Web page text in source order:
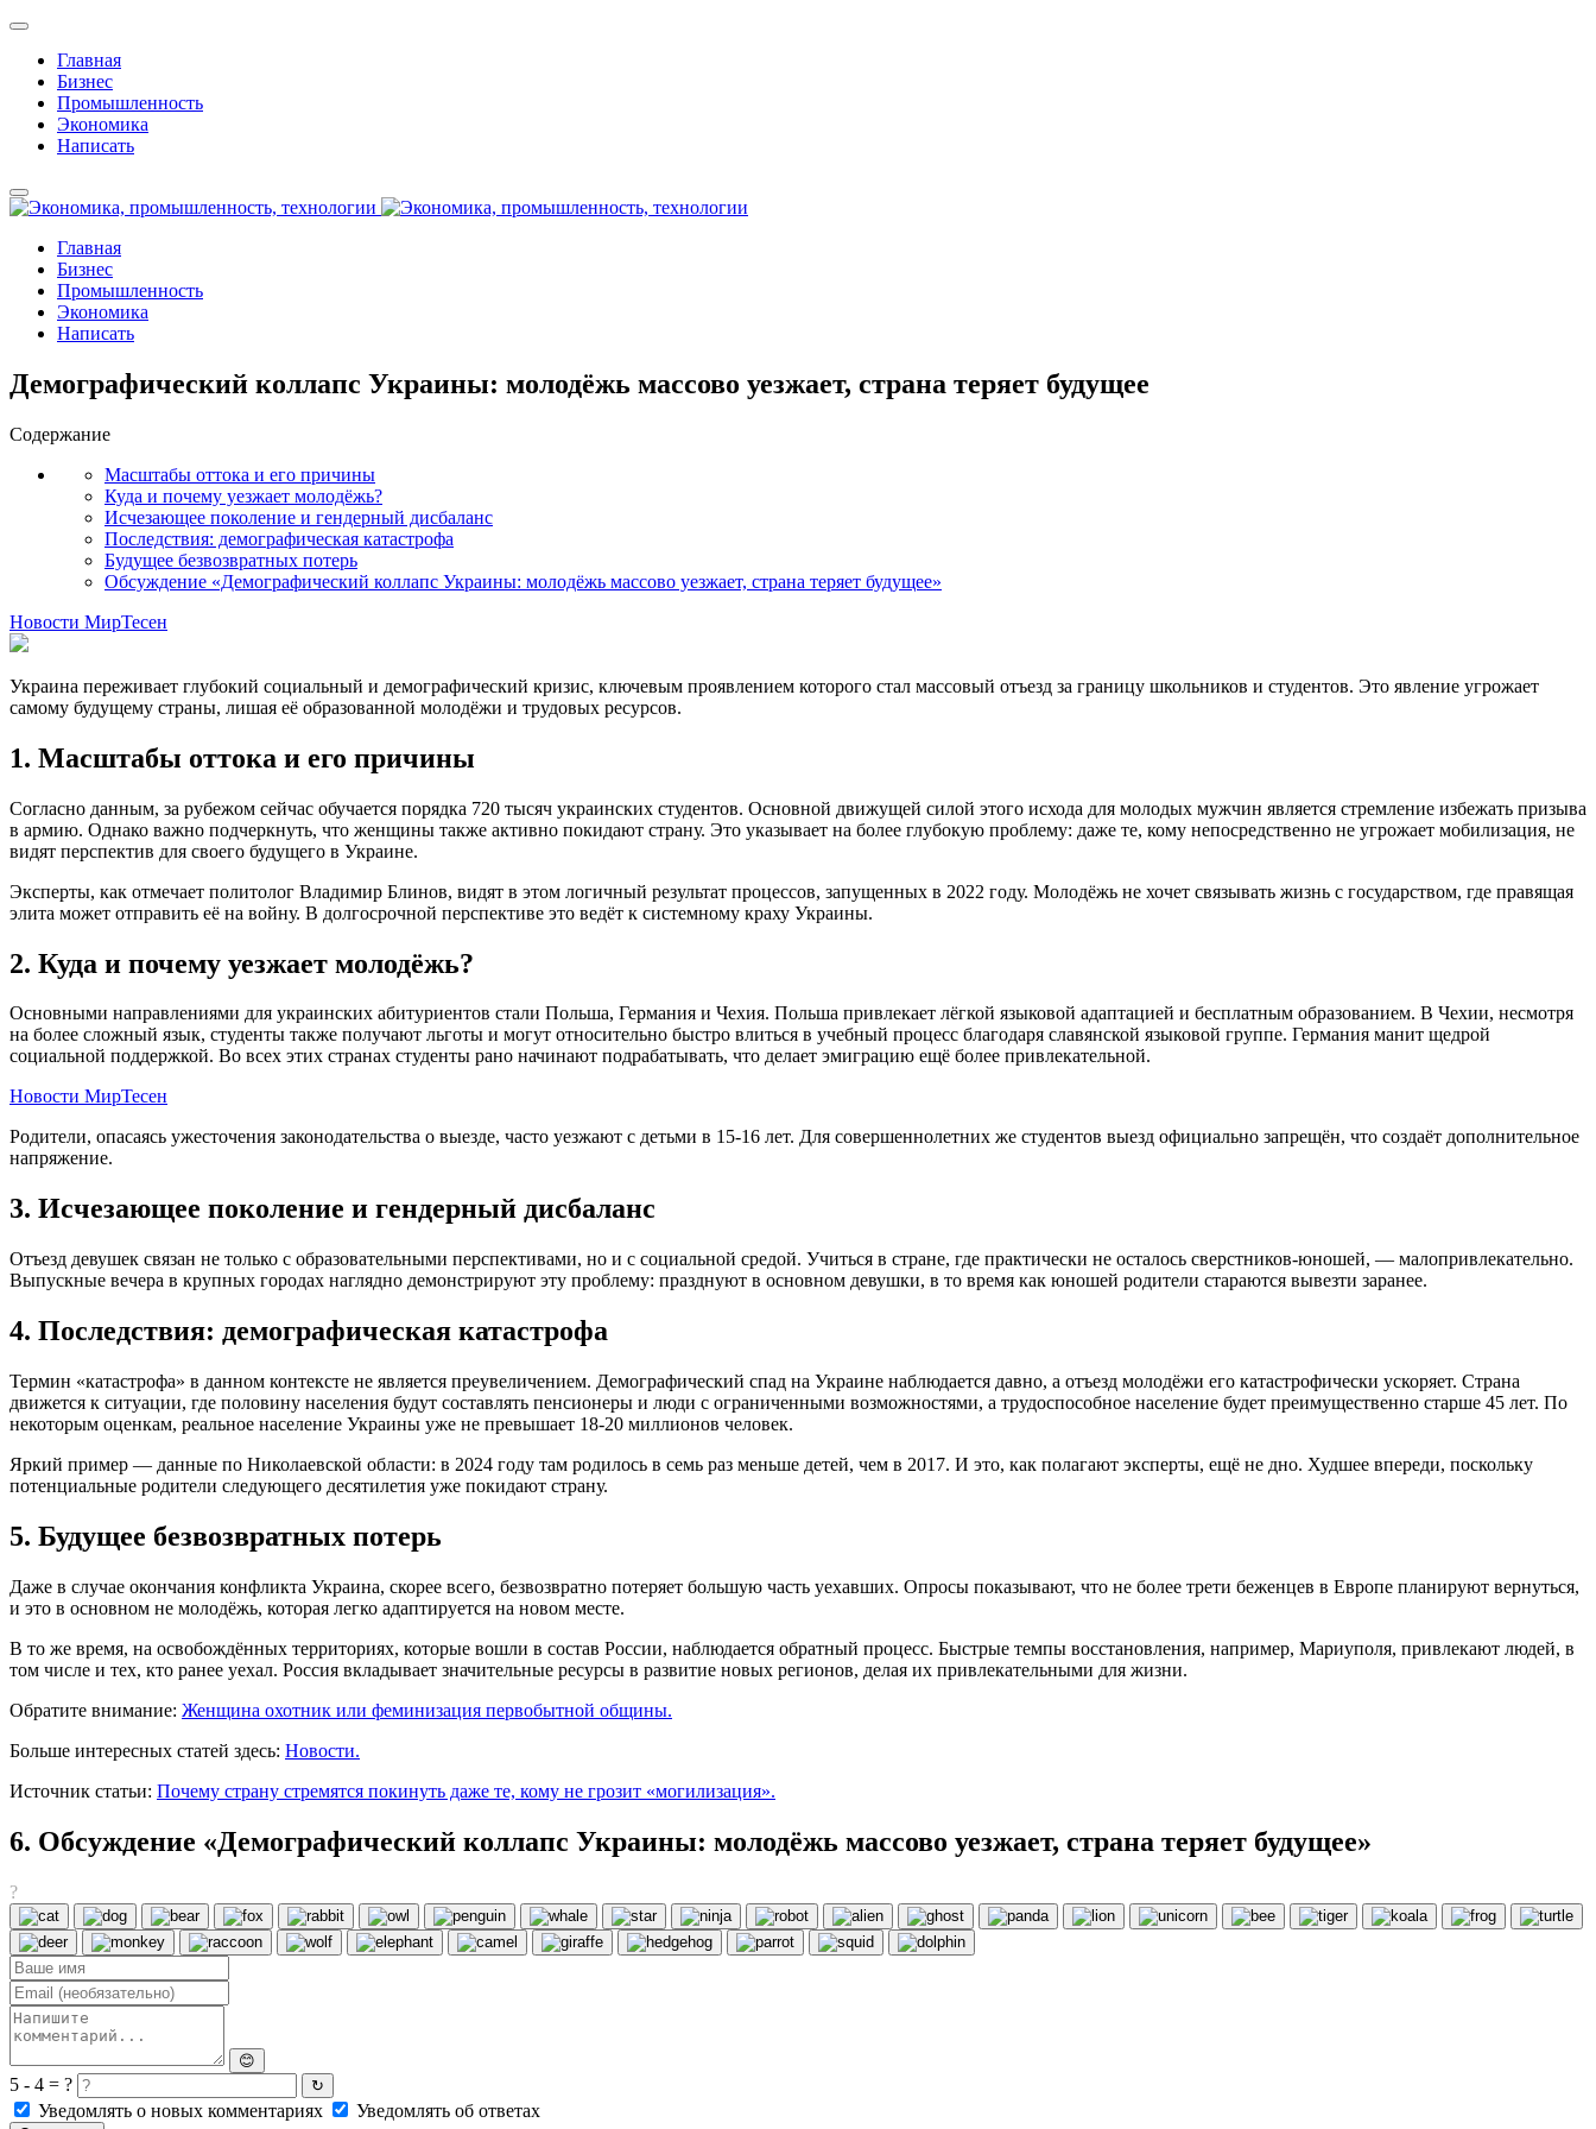
Главная
Бизнес
Промышленность
Экономика
Написать
Главная
Бизнес
Промышленность
Экономика
Написать
Демографический коллапс Украины: молодёжь массово уезжает, страна теряет будущее
Содержание
Масштабы оттока и его причины
Куда и почему уезжает молодёжь?
Исчезающее поколение и гендерный дисбаланс
Последствия: демографическая катастрофа
Будущее безвозвратных потерь
Обсуждение «Демографический коллапс Украины: молодёжь массово уезжает, страна теряет будущее»
Новости МирТесен
Украина переживает глубокий социальный и демографический кризис, ключевым проявлением которого стал массовый отъезд за границу школьников и студентов. Это явление угрожает
самому будущему страны, лишая её образованной молодёжи и трудовых ресурсов.
1. Масштабы оттока и его причины
Согласно данным, за рубежом сейчас обучается порядка 720 тысяч украинских студентов. Основной движущей силой этого исхода для молодых мужчин является стремление избежать призыва
в армию. Однако важно подчеркнуть, что женщины также активно покидают страну. Это указывает на более глубокую проблему: даже те, кому непосредственно не угрожает мобилизация, не
видят перспектив для своего будущего в Украине.
Эксперты, как отмечает политолог Владимир Блинов, видят в этом логичный результат процессов, запущенных в 2022 году. Молодёжь не хочет связывать жизнь с государством, где правящая
элита может отправить её на войну. В долгосрочной перспективе это ведёт к системному краху Украины.
2. Куда и почему уезжает молодёжь?
Основными направлениями для украинских абитуриентов стали Польша, Германия и Чехия. Польша привлекает лёгкой языковой адаптацией и бесплатным образованием. В Чехии, несмотря
на более сложный язык, студенты также получают льготы и могут относительно быстро влиться в учебный процесс благодаря славянской языковой группе. Германия манит щедрой
социальной поддержкой. Во всех этих странах студенты рано начинают подрабатывать, что делает эмиграцию ещё более привлекательной.
Новости МирТесен
Родители, опасаясь ужесточения законодательства о выезде, часто уезжают с детьми в 15-16 лет. Для совершеннолетних же студентов выезд официально запрещён, что создаёт дополнительное
напряжение.
3. Исчезающее поколение и гендерный дисбаланс
Отъезд девушек связан не только с образовательными перспективами, но и с социальной средой. Учиться в стране, где практически не осталось сверстников-юношей, — малопривлекательно.
Выпускные вечера в крупных городах наглядно демонстрируют эту проблему: празднуют в основном девушки, в то время как юношей родители стараются вывезти заранее.
4. Последствия: демографическая катастрофа
Термин «катастрофа» в данном контексте не является преувеличением. Демографический спад на Украине наблюдается давно, а отъезд молодёжи его катастрофически ускоряет. Страна
движется к ситуации, где половину населения будут составлять пенсионеры и люди с ограниченными возможностями, а трудоспособное население будет преимущественно старше 45 лет. По
некоторым оценкам, реальное население Украины уже не превышает 18-20 миллионов человек.
Яркий пример — данные по Николаевской области: в 2024 году там родилось в семь раз меньше детей, чем в 2017. И это, как полагают эксперты, ещё не дно. Худшее впереди, поскольку
потенциальные родители следующего десятилетия уже покидают страну.
5. Будущее безвозвратных потерь
Даже в случае окончания конфликта Украина, скорее всего, безвозвратно потеряет большую часть уехавших. Опросы показывают, что не более трети беженцев в Европе планируют вернуться,
и это в основном не молодёжь, которая легко адаптируется на новом месте.
В то же время, на освобождённых территориях, которые вошли в состав России, наблюдается обратный процесс. Быстрые темпы восстановления, например, Мариуполя, привлекают людей, в
том числе и тех, кто ранее уехал. Россия вкладывает значительные ресурсы в развитие новых регионов, делая их привлекательными для жизни.
Обратите внимание: Женщина охотник или феминизация первобытной общины.
Больше интересных статей здесь: Новости.
Источник статьи: Почему страну стремятся покинуть даже те, кому не грозит «могилизация».
6. Обсуждение «Демографический коллапс Украины: молодёжь массово уезжает, страна теряет будущее»
?
😊
5 - 4 = ? ↻
Уведомлять о новых комментариях Уведомлять об ответах